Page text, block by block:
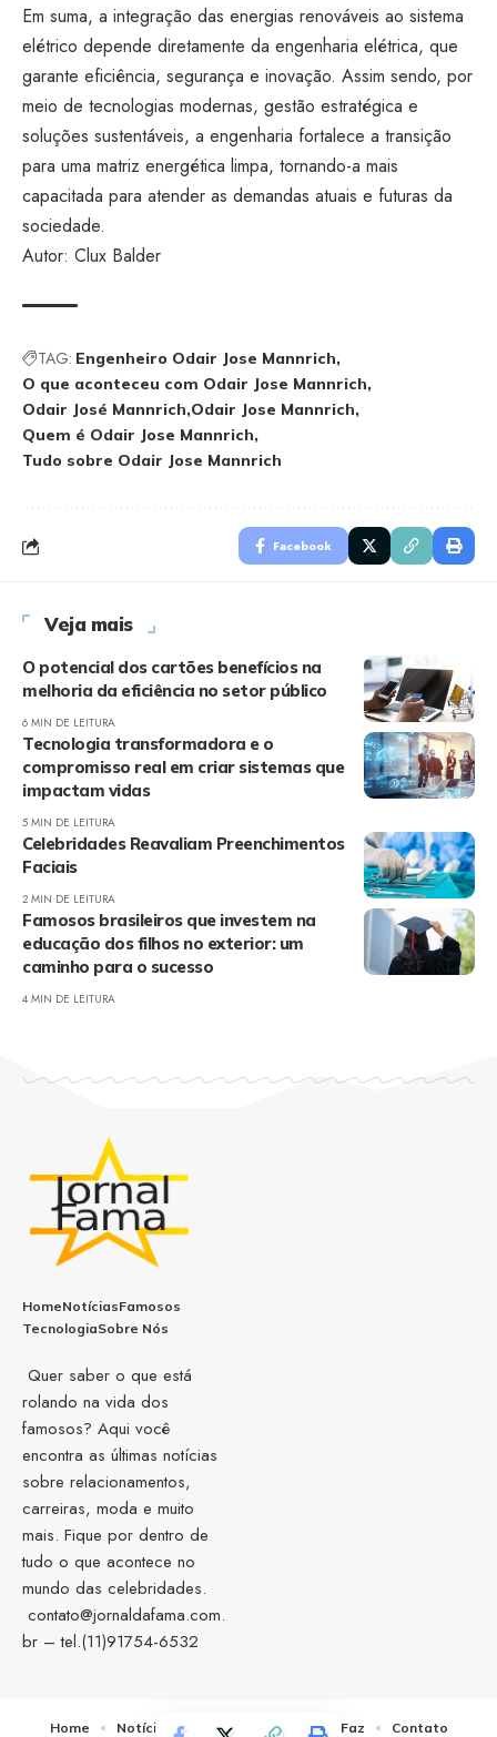
Em suma, a integração das energias renováveis ao sistema
elétrico depende diretamente da engenharia elétrica, que
garante eficiência, segurança e inovação. Assim sendo, por
meio de tecnologias modernas, gestão estratégica e
soluções sustentáveis, a engenharia fortalece a transição
para uma matriz energética limpa, tornando-a mais
capacitada para atender as demandas atuais e futuras da
sociedade.
Autor: Clux Balder
TAG: Engenheiro Odair Jose Mannrich
O que aconteceu com Odair Jose Mannrich
Odair José Mannrich Odair Jose Mannrich
Quem é Odair Jose Mannrich
Tudo sobre Odair Jose Mannrich
Facebook
Veja mais
O potencial dos cartões benefícios na
melhoria da eficiência no setor público
6 MIN DE LEITURA
Tecnologia transformadora e o
compromisso real em criar sistemas que
impactam vidas
5 MIN DE LEITURA
Celebridades Reavaliam Preenchimentos
Faciais
2 MIN DE LEITURA
Famosos brasileiros que investem na
educação dos filhos no exterior: um
caminho para o sucesso
4 MIN DE LEITURA
HomeNotíciasFamosos
TecnologiaSobre Nós
Quer saber o que está
rolando na vida dos
famosos? Aqui você
encontra as últimas notícias
sobre relacionamentos,
carreiras, moda e muito
mais. Fique por dentro de
tudo o que acontece no
mundo das celebridades.
contato@jornaldafama.com.
br – tel.(11)91754-6532
Home Notícias Sobre Nós Quem Faz Contato